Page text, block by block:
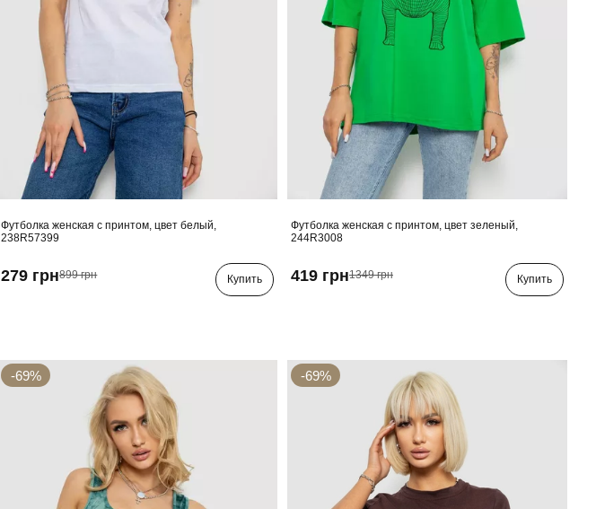
Футболка женская с принтом, цвет белый,
238R57399
279 грн899 грн Купить
Футболка женская с принтом, цвет зеленый,
244R3008
419 грн1349 грн Купить
-69% -69%